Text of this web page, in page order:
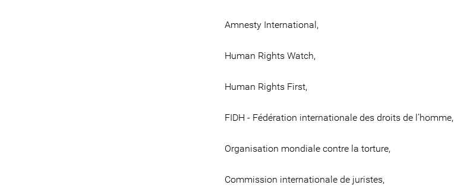
Amnesty International,
Human Rights Watch,
Human Rights First,
FIDH - Fédération internationale des droits de l’homme,
Organisation mondiale contre la torture,
Commission internationale de juristes,